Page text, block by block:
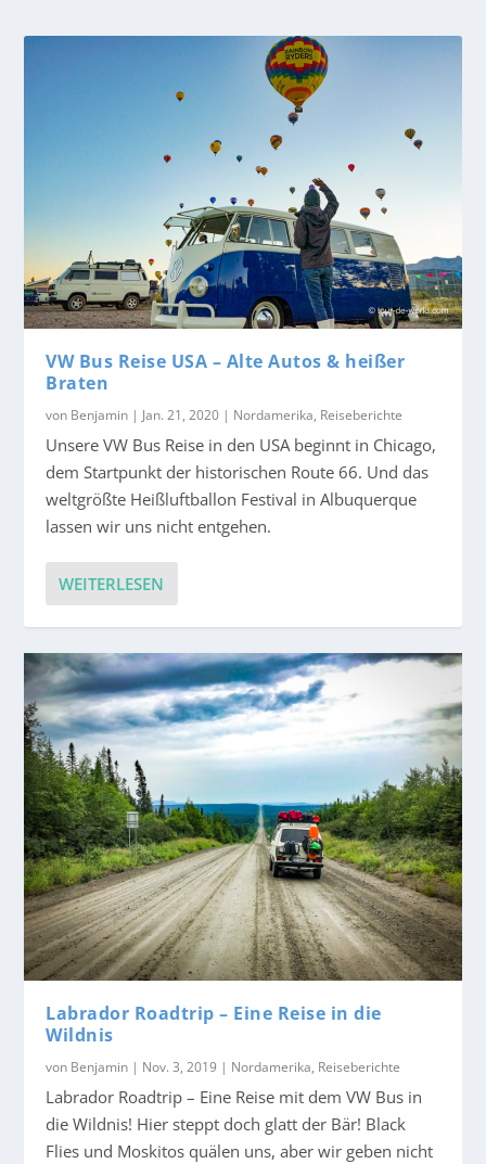
VW Bus Reise USA – Alte Autos & heißer
Braten
von Benjamin | Jan. 21, 2020 | Nordamerika, Reiseberichte
Unsere VW Bus Reise in den USA beginnt in Chicago,
dem Startpunkt der historischen Route 66. Und das
weltgrößte Heißluftballon Festival in Albuquerque
lassen wir uns nicht entgehen.
WEITERLESEN
Labrador Roadtrip – Eine Reise in die
Wildnis
von Benjamin | Nov. 3, 2019 | Nordamerika, Reiseberichte
Labrador Roadtrip – Eine Reise mit dem VW Bus in
die Wildnis! Hier steppt doch glatt der Bär! Black
Flies und Moskitos quälen uns, aber wir geben nicht